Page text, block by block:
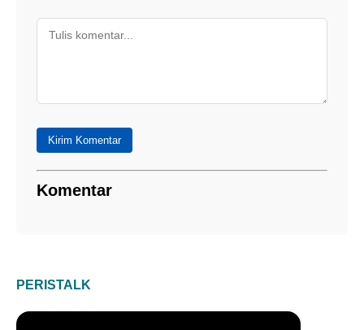
Kirim Komentar
Komentar
PERISTALK